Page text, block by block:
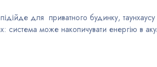
для приватного будинку,
система може накопичувати енергію в